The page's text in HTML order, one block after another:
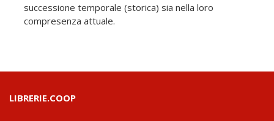
successione temporale (storica) sia nella loro
compresenza attuale.
LIBRERIE.COOP